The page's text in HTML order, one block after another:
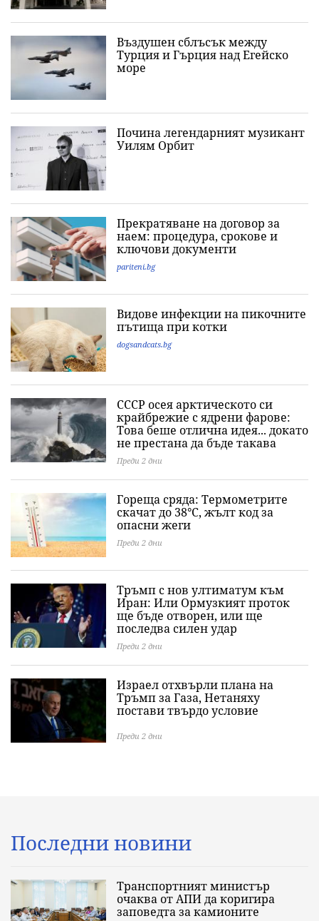
Въздушен сблъсък между
Турция и Гърция над Егейско
море
Почина легендарният музикант
Уилям Орбит
Прекратяване на договор за
наем: процедура, срокове и
ключови документи
pariteni.bg
Видове инфекции на пикочните
пътища при котки
dogsandcats.bg
СССР осея арктическото си
крайбрежие с ядрени фарове:
Това беше отлична идея... докато
не престана да бъде такава
Преди 2 дни
Гореща сряда: Термометрите
скачат до 38°C, жълт код за
опасни жеги
Преди 2 дни
Тръмп с нов ултиматум към
Иран: Или Ормузкият проток
ще бъде отворен, или ще
последва силен удар
Преди 2 дни
Израел отхвърли плана на
Тръмп за Газа, Нетаняху
постави твърдо условие
Преди 2 дни
Последни новини
Транспортният министър
очаква от АПИ да коригира
заповедта за камионите